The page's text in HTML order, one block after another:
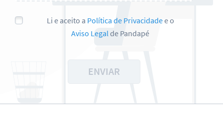
Li e aceito a Política de Privacidadee o
Aviso Legalde Pandapé
ENVIAR